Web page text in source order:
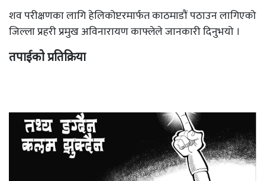
शव परीक्षणका लागि हेलिकोप्टरमार्फत काठमाडौं पठाउन लागिएको
जिल्ला प्रहरी प्रमुख अविनारायण काफ्लेले जानकारी दिनुभयो ।
तपाईको प्रतिक्रिया